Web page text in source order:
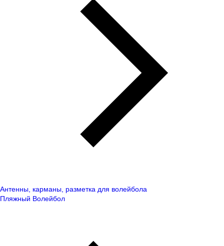
Антенны, карманы, разметка для волейбола
Пляжный Волейбол